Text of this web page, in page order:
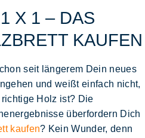
X 1 – DAS
KAUFEN
seit längerem Dein neues
und weißt einfach nicht,
richtige Holz ist? Die
überfordern Dich
kaufen? Kein Wunder, denn